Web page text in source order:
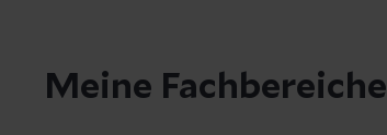
Meine Fachbereiche